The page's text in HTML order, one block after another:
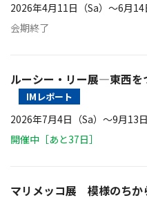
2026年4月11日（Sa）〜6月14
会期終了
ルーシー・リー展―東西
IMレポート
2026年7月4日（Sa）〜9月13日
開催中［あと37日］
マリメッコ展 模様のちか